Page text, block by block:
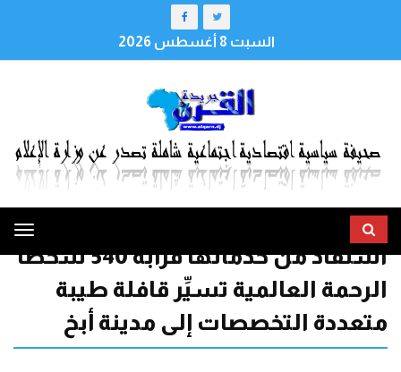
السبت 8 أغسطس 2026
استفاد من خدماتها قرابة 540 شخصا
الرحمة العالمية تسيِّر قافلة طيبة
متعددة التخصصات إلى مدينة أبخ